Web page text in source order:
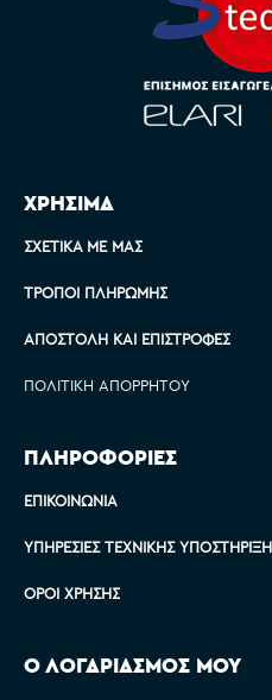
ΧΡΗΣΙΜΑ
ΣΧΕΤΙΚΆ ΜΕ ΜΑΣ
ΤΡΌΠΟΙ ΠΛΗΡΩΜΉΣ
ΑΠΟΣΤΟΛΉ ΚΑΙ ΕΠΙΣΤΡΟΦΈΣ
ΠΟΛΙΤΙΚΉ ΑΠΟΡΡΉΤΟΥ
ΠΛΗΡΟΦΟΡΙΕΣ
ΕΠΙΚΟΙΝΩΝΊΑ
ΥΠΗΡΕΣΊΕΣ ΤΕΧΝΙΚΉΣ
ΌΡΟΙ ΧΡΉΣΗΣ
Ο ΛΟΓΑΡΙΑΣΜΟΣ ΜΟΥ